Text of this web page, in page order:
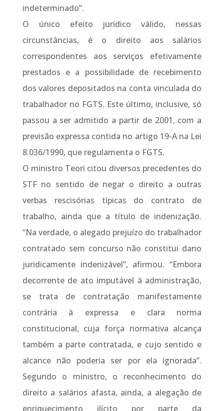
indeterminado”.
O único efeito jurídico válido, nessas
circunstâncias, é o direito aos salários
correspondentes aos serviços efetivamente
prestados e a possibilidade de recebimento
dos valores depositados na conta vinculada do
trabalhador no FGTS. Este último, inclusive, só
passou a ser admitido a partir de 2001, com a
previsão expressa contida no artigo 19-A na Lei
8.036/1990, que regulamenta o FGTS.
O ministro Teori citou diversos precedentes do
STF no sentido de negar o direito a outras
verbas rescisórias típicas do contrato de
trabalho, ainda que a título de indenização.
“Na verdade, o alegado prejuízo do trabalhador
contratado sem concurso não constitui dano
juridicamente indenizável”, afirmou. “Embora
decorrente de ato imputável à administração,
se trata de contratação manifestamente
contrária à expressa e clara norma
constitucional, cuja força normativa alcança
também a parte contratada, e cujo sentido e
alcance não poderia ser por ela ignorada”.
Segundo o ministro, o reconhecimento do
direito a salários afasta, ainda, a alegação de
enriquecimento ilícito por parte da